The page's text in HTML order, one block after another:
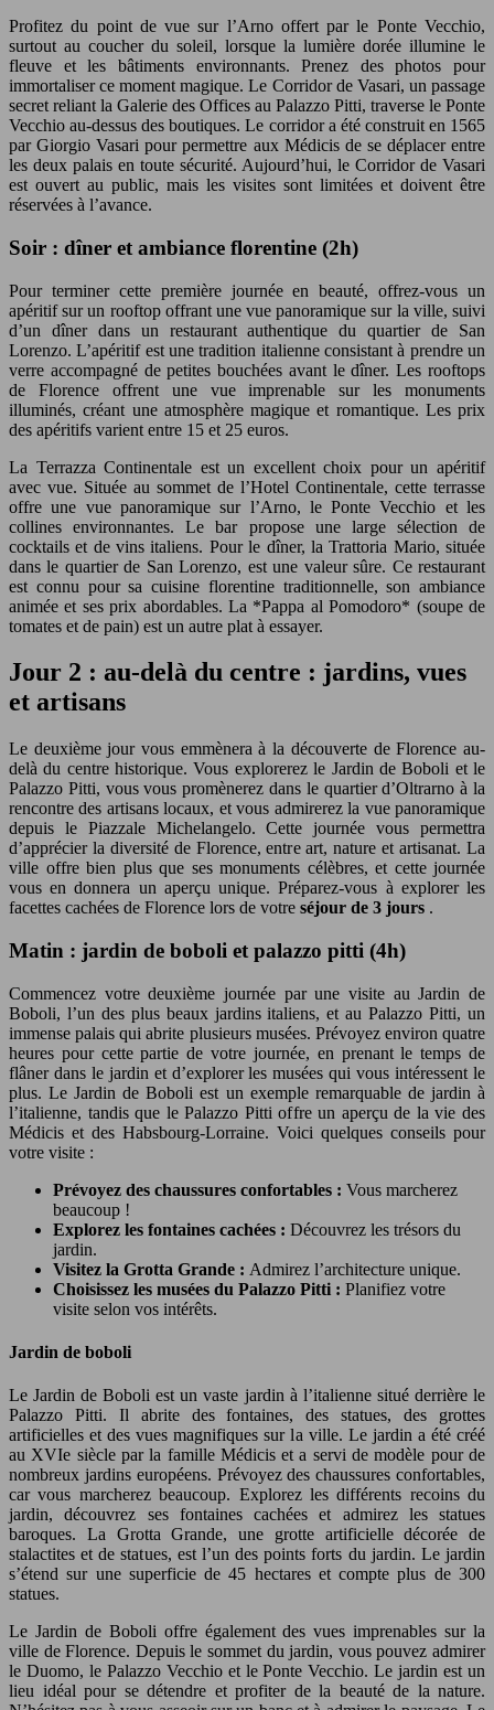
Profitez du point de vue sur l’Arno offert par le Ponte Vecchio,
surtout au coucher du soleil, lorsque la lumière dorée illumine le
fleuve et les bâtiments environnants. Prenez des photos pour
immortaliser ce moment magique. Le Corridor de Vasari, un passage
secret reliant la Galerie des Offices au Palazzo Pitti, traverse le Ponte
Vecchio au-dessus des boutiques. Le corridor a été construit en 1565
par Giorgio Vasari pour permettre aux Médicis de se déplacer entre
les deux palais en toute sécurité. Aujourd’hui, le Corridor de Vasari
est ouvert au public, mais les visites sont limitées et doivent être
réservées à l’avance.
Soir : dîner et ambiance florentine (2h)
Pour terminer cette première journée en beauté, offrez-vous un
apéritif sur un rooftop offrant une vue panoramique sur la ville, suivi
d’un dîner dans un restaurant authentique du quartier de San
Lorenzo. L’apéritif est une tradition italienne consistant à prendre un
verre accompagné de petites bouchées avant le dîner. Les rooftops
de Florence offrent une vue imprenable sur les monuments
illuminés, créant une atmosphère magique et romantique. Les prix
des apéritifs varient entre 15 et 25 euros.
La Terrazza Continentale est un excellent choix pour un apéritif
avec vue. Située au sommet de l’Hotel Continentale, cette terrasse
offre une vue panoramique sur l’Arno, le Ponte Vecchio et les
collines environnantes. Le bar propose une large sélection de
cocktails et de vins italiens. Pour le dîner, la Trattoria Mario, située
dans le quartier de San Lorenzo, est une valeur sûre. Ce restaurant
est connu pour sa cuisine florentine traditionnelle, son ambiance
animée et ses prix abordables. La *Pappa al Pomodoro* (soupe de
tomates et de pain) est un autre plat à essayer.
Jour 2 : au-delà du centre : jardins, vues
et artisans
Le deuxième jour vous emmènera à la découverte de Florence au-
delà du centre historique. Vous explorerez le Jardin de Boboli et le
Palazzo Pitti, vous vous promènerez dans le quartier d’Oltrarno à la
rencontre des artisans locaux, et vous admirerez la vue panoramique
depuis le Piazzale Michelangelo. Cette journée vous permettra
d’apprécier la diversité de Florence, entre art, nature et artisanat. La
ville offre bien plus que ses monuments célèbres, et cette journée
vous en donnera un aperçu unique. Préparez-vous à explorer les
facettes cachées de Florence lors de votre séjour de 3 jours .
Matin : jardin de boboli et palazzo pitti (4h)
Commencez votre deuxième journée par une visite au Jardin de
Boboli, l’un des plus beaux jardins italiens, et au Palazzo Pitti, un
immense palais qui abrite plusieurs musées. Prévoyez environ quatre
heures pour cette partie de votre journée, en prenant le temps de
flâner dans le jardin et d’explorer les musées qui vous intéressent le
plus. Le Jardin de Boboli est un exemple remarquable de jardin à
l’italienne, tandis que le Palazzo Pitti offre un aperçu de la vie des
Médicis et des Habsbourg-Lorraine. Voici quelques conseils pour
votre visite :
Prévoyez des chaussures confortables : Vous marcherez
beaucoup !
Explorez les fontaines cachées : Découvrez les trésors du
jardin.
Visitez la Grotta Grande : Admirez l’architecture unique.
Choisissez les musées du Palazzo Pitti : Planifiez votre
visite selon vos intérêts.
Jardin de boboli
Le Jardin de Boboli est un vaste jardin à l’italienne situé derrière le
Palazzo Pitti. Il abrite des fontaines, des statues, des grottes
artificielles et des vues magnifiques sur la ville. Le jardin a été créé
au XVIe siècle par la famille Médicis et a servi de modèle pour de
nombreux jardins européens. Prévoyez des chaussures confortables,
car vous marcherez beaucoup. Explorez les différents recoins du
jardin, découvrez ses fontaines cachées et admirez les statues
baroques. La Grotta Grande, une grotte artificielle décorée de
stalactites et de statues, est l’un des points forts du jardin. Le jardin
s’étend sur une superficie de 45 hectares et compte plus de 300
statues.
Le Jardin de Boboli offre également des vues imprenables sur la
ville de Florence. Depuis le sommet du jardin, vous pouvez admirer
le Duomo, le Palazzo Vecchio et le Ponte Vecchio. Le jardin est un
lieu idéal pour se détendre et profiter de la beauté de la nature.